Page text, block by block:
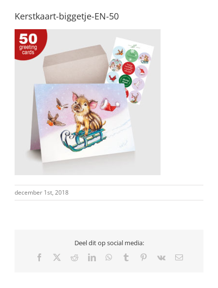
Kerstkaart-biggetje-EN-50
december 1st, 2018
Deel dit op social media:
Facebook RedditLinkedInWhatsApp
Tumblr Pinterest
Vk
E-